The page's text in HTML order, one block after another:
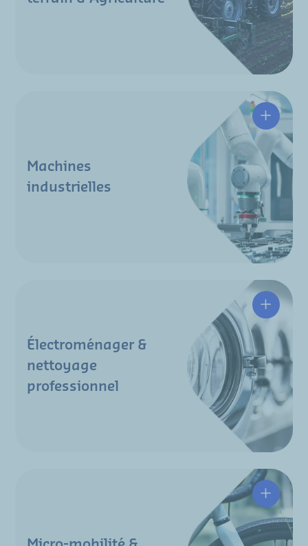
Machines
industrielles
Électroménager &
nettoyage
professionnel